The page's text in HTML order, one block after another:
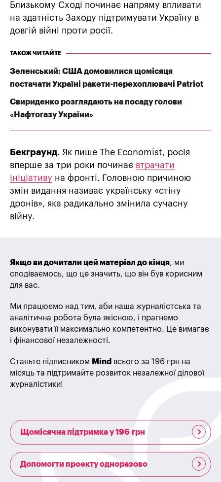
Близькому Сході починає напряму впливати
на здатність Заходу підтримувати Україну в
довгій війні проти росії.
ТАКОЖ ЧИТАЙТЕ
Зеленський: США домовилися щомісяця
постачати Україні ракети-перехоплювачі Patriot
Свириденко розглядають на посаду голови
«Нафтогазу України»
Бекграунд. Як пише The Economist, росія
вперше за три роки починає втрачати
ініціативу на фронті. Головною причиною
змін видання називає українську «стіну
дронів», яка радикально змінила сучасну
війну.
Якщо ви дочитали цей матеріал до кінця, ми
сподіваємось, що це значить, що він був корисним
для вас.
Ми працюємо над тим, аби наша журналістська та
аналітична робота була якісною, і прагнемо
виконувати її максимально компетентно. Це вимагає
і фінансової незалежності.
Станьте підписником Mind всього за 196 грн на
місяць та підтримайте розвиток незалежної ділової
журналістики!
Щомісячна підтримка у 196 грн
Допомогти проекту одноразово